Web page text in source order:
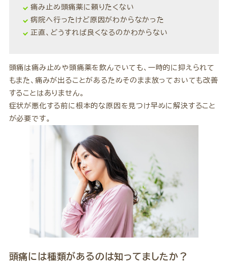
痛み止め頭痛薬に頼りたくない
病院へ行ったけど原因がわからなかった
正直、どうすれば良くなるのかわからない
頭痛は痛み止めや頭痛薬を飲んでいても、一時的に抑えられて
もまた、痛みが出ることがあるためそのまま放っておいても改善
することはありません。
症状が悪化する前に根本的な原因を見つけ早めに解決すること
が必要です。
頭痛には種類があるのは知ってましたか？